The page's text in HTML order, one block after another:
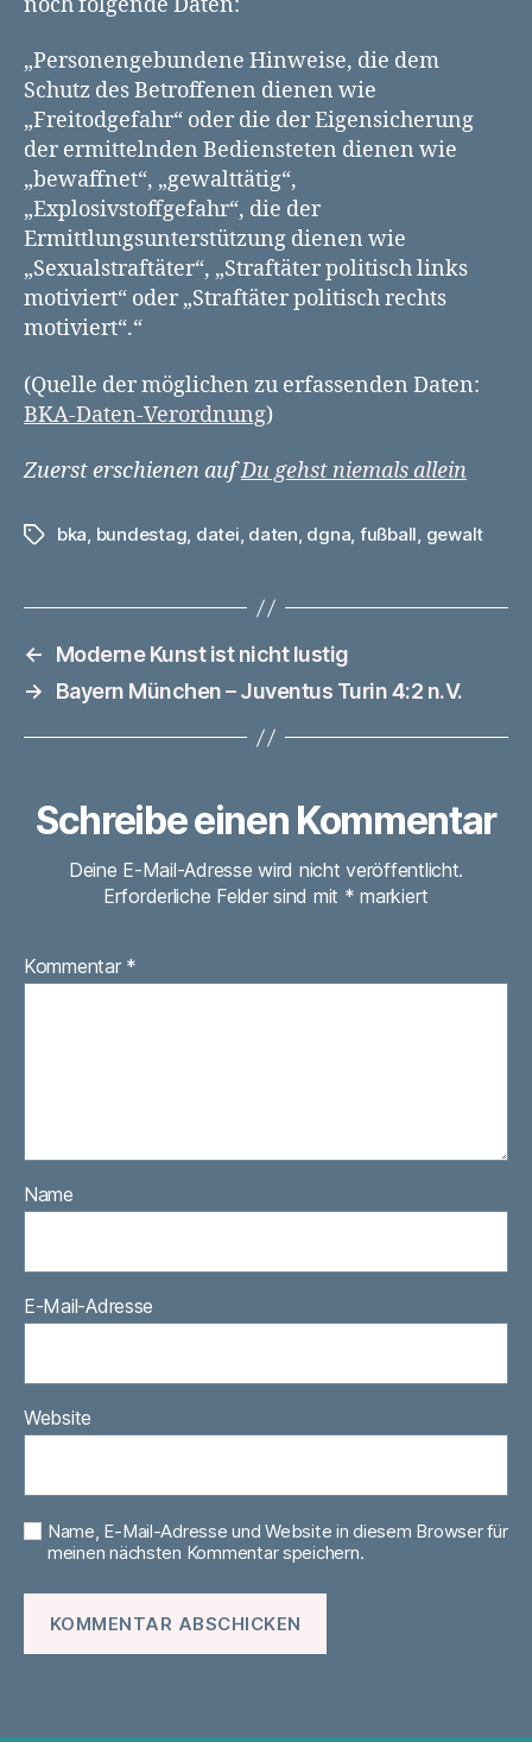
„Personengebundene Hinweise, die dem
Schutz des Betroffenen dienen wie
„Freitodgefahr“ oder die der Eigensicherung
der ermittelnden Bediensteten dienen wie
„bewaffnet“, „gewalttätig“,
„Explosivstoffgefahr“, die der
Ermittlungsunterstützung dienen wie
„Sexualstraftäter“, „Straftäter politisch links
motiviert“ oder „Straftäter politisch rechts
motiviert“.“
(Quelle der möglichen zu erfassenden Daten:
BKA-Daten-Verordnung)
Zuerst erschienen aufDu gehst niemals allein
Schlagwörter
bka, bundestag, datei, daten, dgna, fußball, gewalt
←
Moderne Kunst ist nicht lustig
→
Bayern München – Juventus Turin 4:2 n.V.
Schreibe einen Kommentar
Deine E-Mail-Adresse wird nicht veröffentlicht.
Erforderliche Felder sind mit * markiert
Kommentar *
Name
E-Mail-Adresse
Website
Name, E-Mail-Adresse und Website in diesem Browser für
meinen nächsten Kommentar speichern.